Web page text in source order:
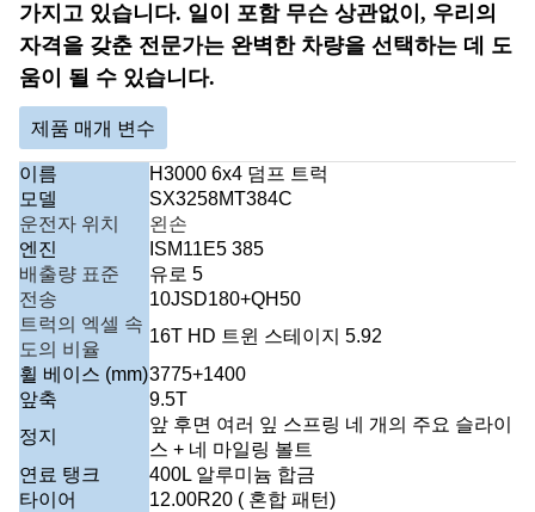
가지고 있습니다. 일이 포함 무슨 상관없이, 우리의
자격을 갖춘 전문가는 완벽한 차량을 선택하는 데 도
움이 될 수 있습니다.
제품 매개 변수
이름
H3000 6x4 덤프 트럭
모델
SX3258MT384C
운전자 위치
왼손
엔진
ISM11E5 385
배출량 표준
유로 5
전송
10JSD180+QH50
트럭의 엑셀 속
도의 비율
16T HD 트윈 스테이지 5.92
휠 베이스 (mm)3775+1400
앞축
9.5T
정지
앞 후면 여러 잎 스프링 네 개의 주요 슬라이
스 + 네 마일링 볼트
연료 탱크
400L 알루미늄 합금
타이어
12.00R20 ( 혼합 패턴)